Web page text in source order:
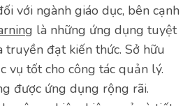
với ngành giáo dục, bên cạnh
là những ứng dụng tuyệt
truyền đạt kiến thức. Sở hữu
vụ tốt cho công tác quản lý.
được ứng dụng rộng rãi.